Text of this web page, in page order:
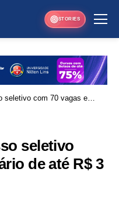
STORIES
seletivo com 70 vagas e
seletivo
de até R$ 3